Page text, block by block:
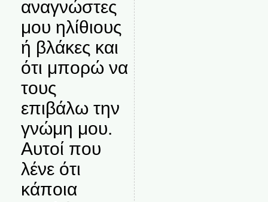
αναγνώστες
μου ηλίθιους
ή βλάκες και
ότι μπορώ να
τους
επιβάλω την
γνώμη μου.
Αυτοί που
λένε ότι
κάποια